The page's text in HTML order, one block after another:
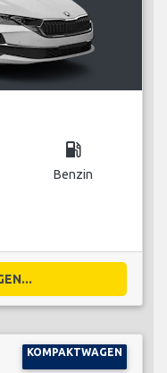
local_gas_station
Benzin
KOMPAKTWAGEN